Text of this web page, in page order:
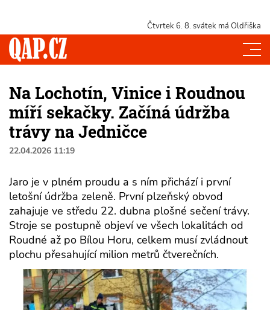
Čtvrtek 6. 8. svátek má Oldřiška
Na Lochotín, Vinice i Roudnou
míří sekačky. Začíná údržba
trávy na Jedničce
22.04.2026 11:19
Jaro je v plném proudu a s ním přichází i první
letošní údržba zeleně. První plzeňský obvod
zahajuje ve středu 22. dubna plošné sečení trávy.
Stroje se postupně objeví ve všech lokalitách od
Roudné až po Bílou Horu, celkem musí zvládnout
plochu přesahující milion metrů čtverečních.